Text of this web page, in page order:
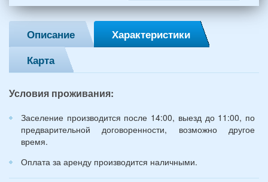
и
2
детей
(возраст
и
лет):
Описание
Характеристики
Карта
Условия проживания:
Заселение производится после 14:00, выезд до 11:00, по
предварительной договоренности, возможно другое
время.
Оплата за аренду производится наличными.